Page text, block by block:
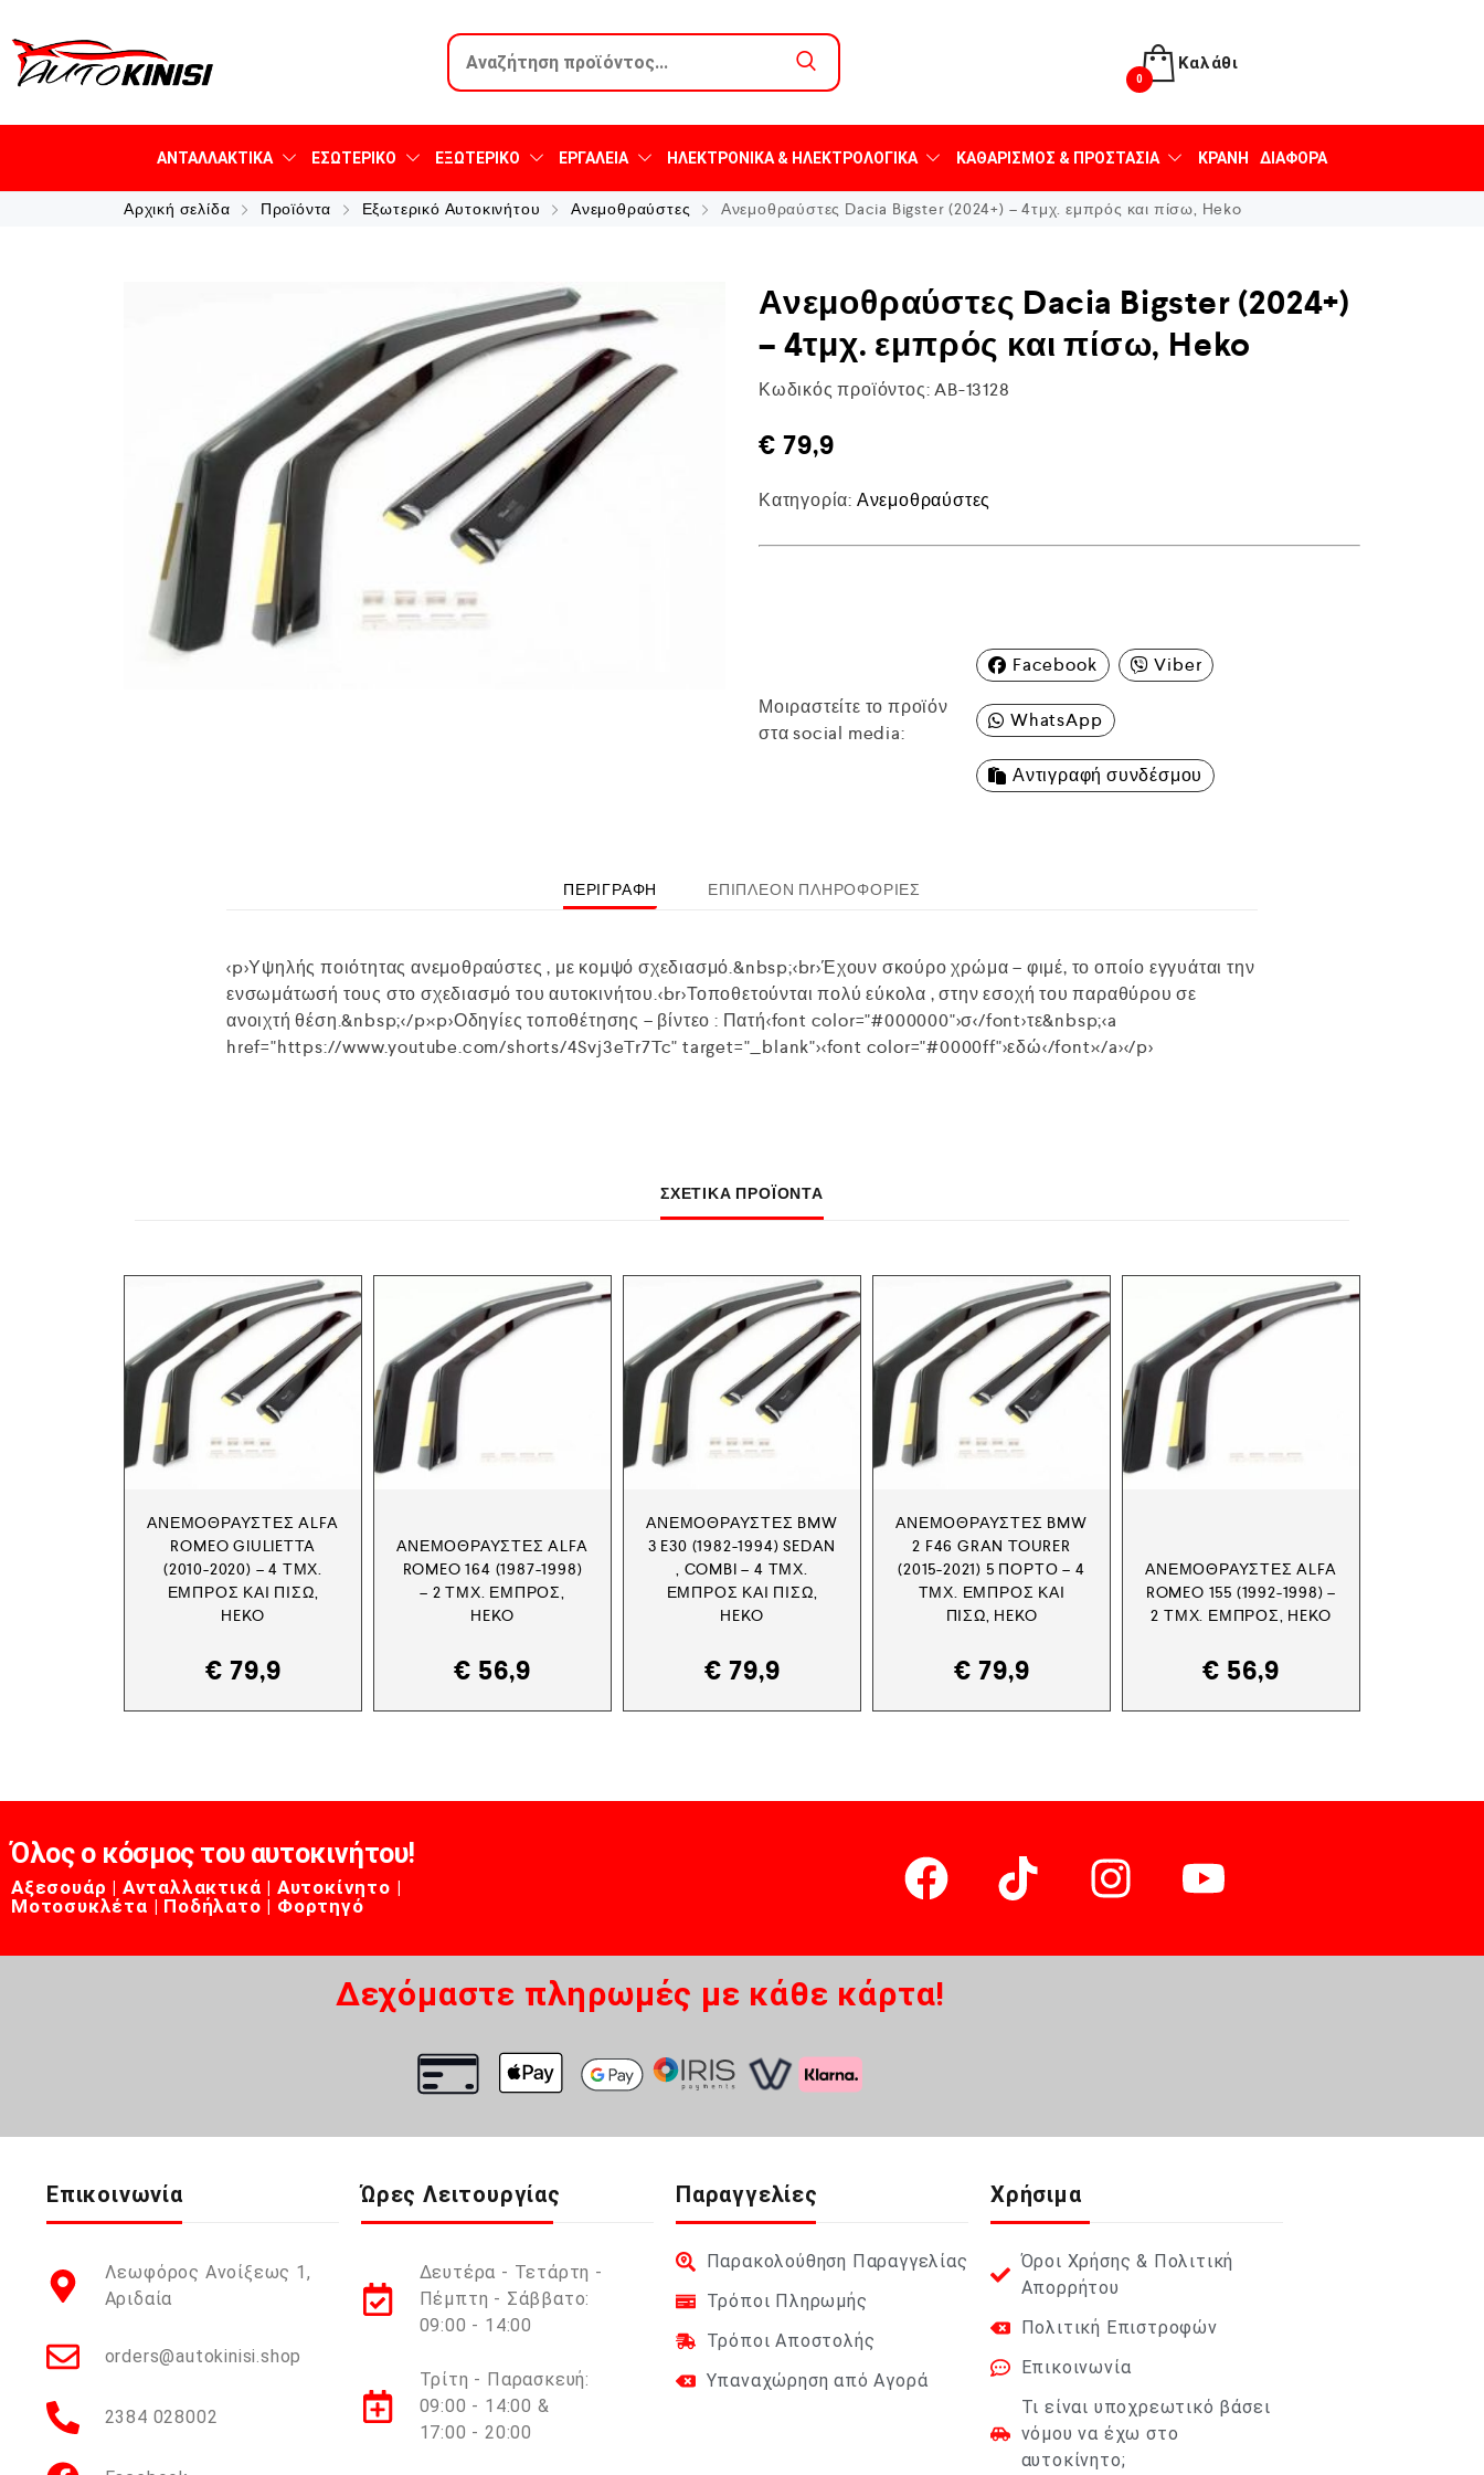
Καλάθι
0
ΑΝΤΑΛΛΑΚΤΙΚΆ ΕΣΩΤΕΡΙΚΌ ΕΞΩΤΕΡΙΚΌ ΕΡΓΑΛΕΊΑ ΗΛΕΚΤΡΟΝΙΚΆ & ΗΛΕΚΤΡΟΛΟΓΙΚΆ ΚΑΘΑΡΙΣΜΌΣ & ΠΡΟΣΤΑΣΊΑ ΚΡΆΝΗ ΔΙΆΦΟΡΑ
Αρχική σελίδα Προϊόντα Εξωτερικό Αυτοκινήτου Ανεμοθραύστες Ανεμοθραύστες Dacia Bigster (2024+) – 4τμχ. εμπρός και πίσω, Heko
Ανεμοθραύστες Dacia Bigster (2024+)
– 4τμχ. εμπρός και πίσω, Heko
Κωδικός προϊόντος: AB-13128
€ 79,9
Κατηγορία: Ανεμοθραύστες
Μοιραστείτε το προϊόν
στα social media:
Facebook Viber
WhatsApp
Αντιγραφή συνδέσμου
ΠΕΡΙΓΡΑΦΉ ΕΠΙΠΛΈΟΝ ΠΛΗΡΟΦΟΡΊΕΣ
<p>Υψηλής ποιότητας ανεμοθραύστες , με κομψό σχεδιασμό.&nbsp;<br>Έχουν σκούρο χρώμα – φιμέ, το οποίο εγγυάται την
ενσωμάτωσή τους στο σχεδιασμό του αυτοκινήτου.<br>Τοποθετούνται πολύ εύκολα , στην εσοχή του παραθύρου σε
ανοιχτή θέση.&nbsp;</p><p>Οδηγίες τοποθέτησης – βίντεο : Πατή<font color="#000000">σ</font>τε&nbsp;<a
href="https://www.youtube.com/shorts/4Svj3eTr7Tc" target="_blank"><font color="#0000ff">εδώ</font></a></p>
ΣΧΕΤΙΚΆ ΠΡΟΪΌΝΤΑ
ΑΝΕΜΟΘΡΑΎΣΤΕΣ ALFA
ROMEO GIULIETTA
(2010-2020) – 4 ΤΜΧ.
ΕΜΠΡΌΣ ΚΑΙ ΠΊΣΩ,
HEKO
€ 79,9
ΑΝΕΜΟΘΡΑΎΣΤΕΣ ALFA
ROMEO 164 (1987-1998)
– 2 ΤΜΧ. ΕΜΠΡΌΣ,
HEKO
€ 56,9
ΑΝΕΜΟΘΡΑΎΣΤΕΣ BMW
3 E30 (1982-1994) SEDAN
, COMBI – 4 ΤΜΧ.
ΕΜΠΡΌΣ ΚΑΙ ΠΊΣΩ,
HEKO
€ 79,9
ΑΝΕΜΟΘΡΑΎΣΤΕΣ BMW
2 F46 GRAN TOURER
(2015-2021) 5 ΠΟΡΤΟ – 4
ΤΜΧ. ΕΜΠΡΌΣ ΚΑΙ
ΠΊΣΩ, HEKO
€ 79,9
ΑΝΕΜΟΘΡΑΎΣΤΕΣ ALFA
ROMEO 155 (1992-1998) –
2 ΤΜΧ. ΕΜΠΡΌΣ, HEKO
€ 56,9
Όλος ο κόσμος του αυτοκινήτου!
Αξεσουάρ | Ανταλλακτικά | Αυτοκίνητο |
Μοτοσυκλέτα | Ποδήλατο | Φορτηγό
Δεχόμαστε πληρωμές με κάθε κάρτα!
Επικοινωνία
Λεωφόρος Ανοίξεως 1,
Αριδαία
orders@autokinisi.shop
2384 028002
Ώρες Λειτουργίας
Δευτέρα - Τετάρτη -
Πέμπτη - Σάββατο:
09:00 - 14:00
Τρίτη - Παρασκευή:
09:00 - 14:00 &
17:00 - 20:00
Παραγγελίες
Παρακολούθηση Παραγγελίας
Τρόποι Πληρωμής
Τρόποι Αποστολής
Υπαναχώρηση από Αγορά
Χρήσιμα
Όροι Χρήσης & Πολιτική
Απορρήτου
Πολιτική Επιστροφών
Επικοινωνία
Τι είναι υποχρεωτικό βάσει
νόμου να έχω στο
αυτοκίνητο;